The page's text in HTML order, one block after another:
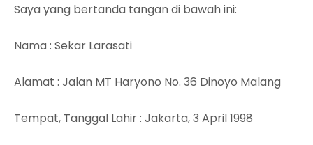
Saya yang bertanda tangan di bawah ini:
Nama: Sekar Larasati
Alamat : Jalan MT Haryono No. 36 Dinoyo Malang
Tempat, Tanggal Lahir: Jakarta, 3 April 1998